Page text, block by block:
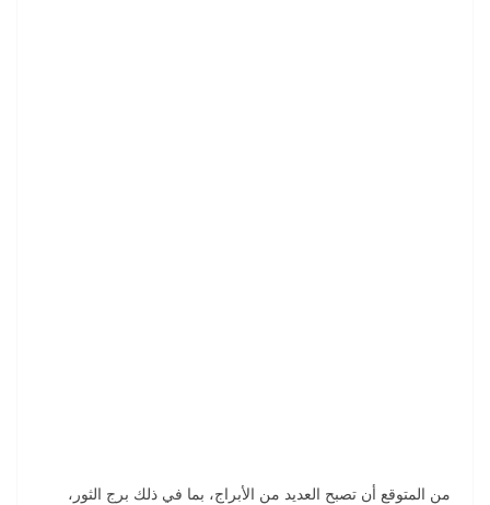
من المتوقع أن تصبح العديد من الأبراج، بما في ذلك برج الثور،